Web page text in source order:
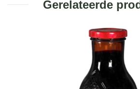
Gerelateerde